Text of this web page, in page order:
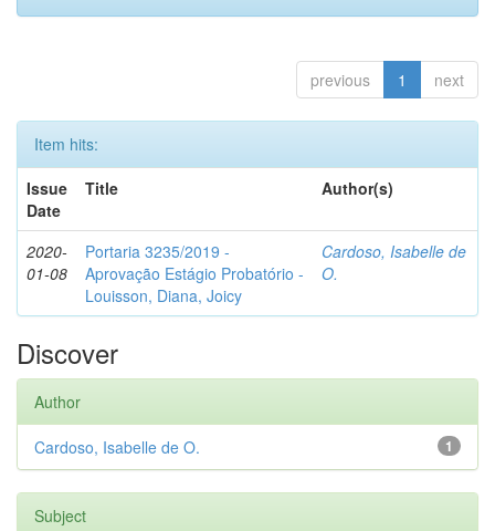
previous 1 next
Item hits:
Issue
Date
Title Author(s)
2020-
01-08
Portaria 3235/2019 -
Aprovação Estágio Probatório -
Louisson, Diana, Joicy
Cardoso, Isabelle de
O.
Discover
Author
1
Cardoso, Isabelle de O.
Subject